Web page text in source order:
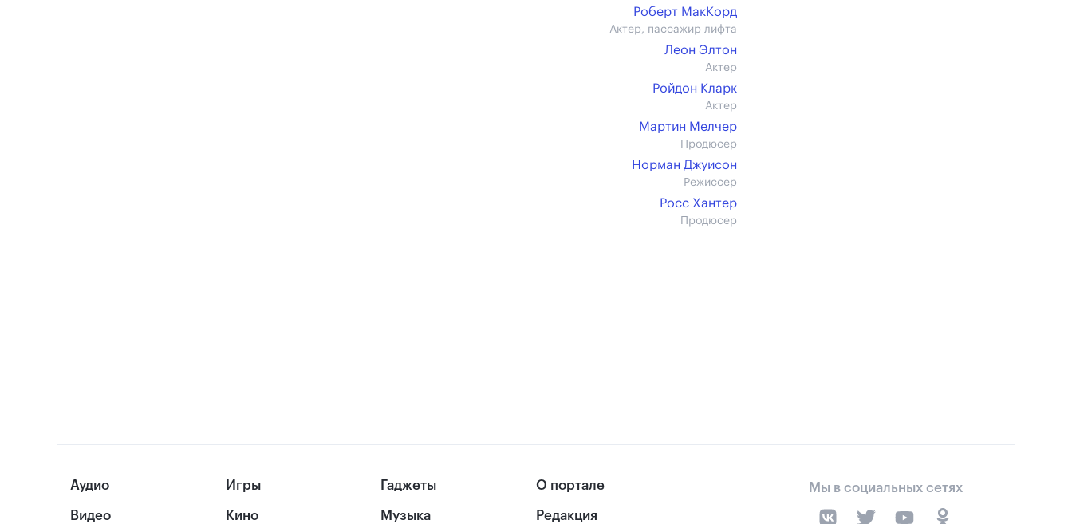
Роберт МакКорд
Актер, пассажир лифта
Леон Элтон
Актер
Ройдон Кларк
Актер
Мартин Мелчер
Продюсер
Норман Джуисон
Режиссер
Росс Хантер
Продюсер
Аудио
Видео
Игры
Кино
Гаджеты
Музыка
О портале
Редакция
Мы в социальных сетях